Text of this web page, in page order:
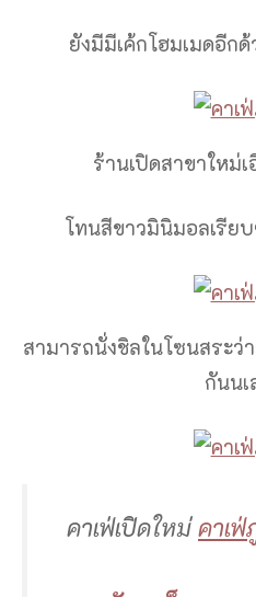
ยังมีมีเค้กโฮมเมดอีก
ร้านเปิดสาขาใหม่
โทนสีขาวมินิมอลเรีย
สามารถนั่งชิลในโซนสระว่
กันนเ
คาเฟ่เปิดใหม่คาเฟ่